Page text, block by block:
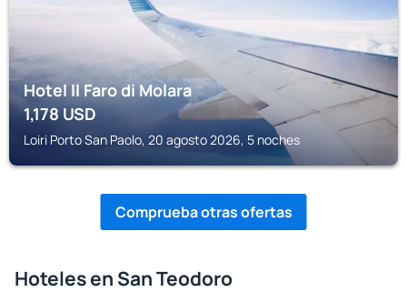
Hotel Il Faro di Molara
1,178USD
Loiri Porto San Paolo, 20 agosto 2026, 5 noches
Comprueba otras ofertas
Hoteles en San Teodoro